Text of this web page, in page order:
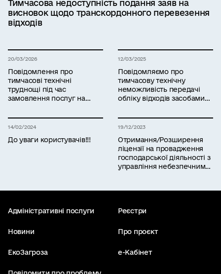
Тимчасова недоступність подання заяв на
висновок щодо транскордонного перевезення
відходів
20/03/2026
Повідомлення про
тимчасові технічні
труднощі під час
замовлення послуг на
12/03/2025
Повідомляємо про
тимчасову технічну
неможливість передачі
обліку відходів засобами
управління відходами
14/02/2024
До уваги користувачів!!!
19/12/2023
Отримання/Розширення
ліцензії на провадження
господарської діяльності з
управління небезпечними
Адміністративні послуги Реєстри
Новини Про проєкт
ЕкоЗагроза е-Кабінет